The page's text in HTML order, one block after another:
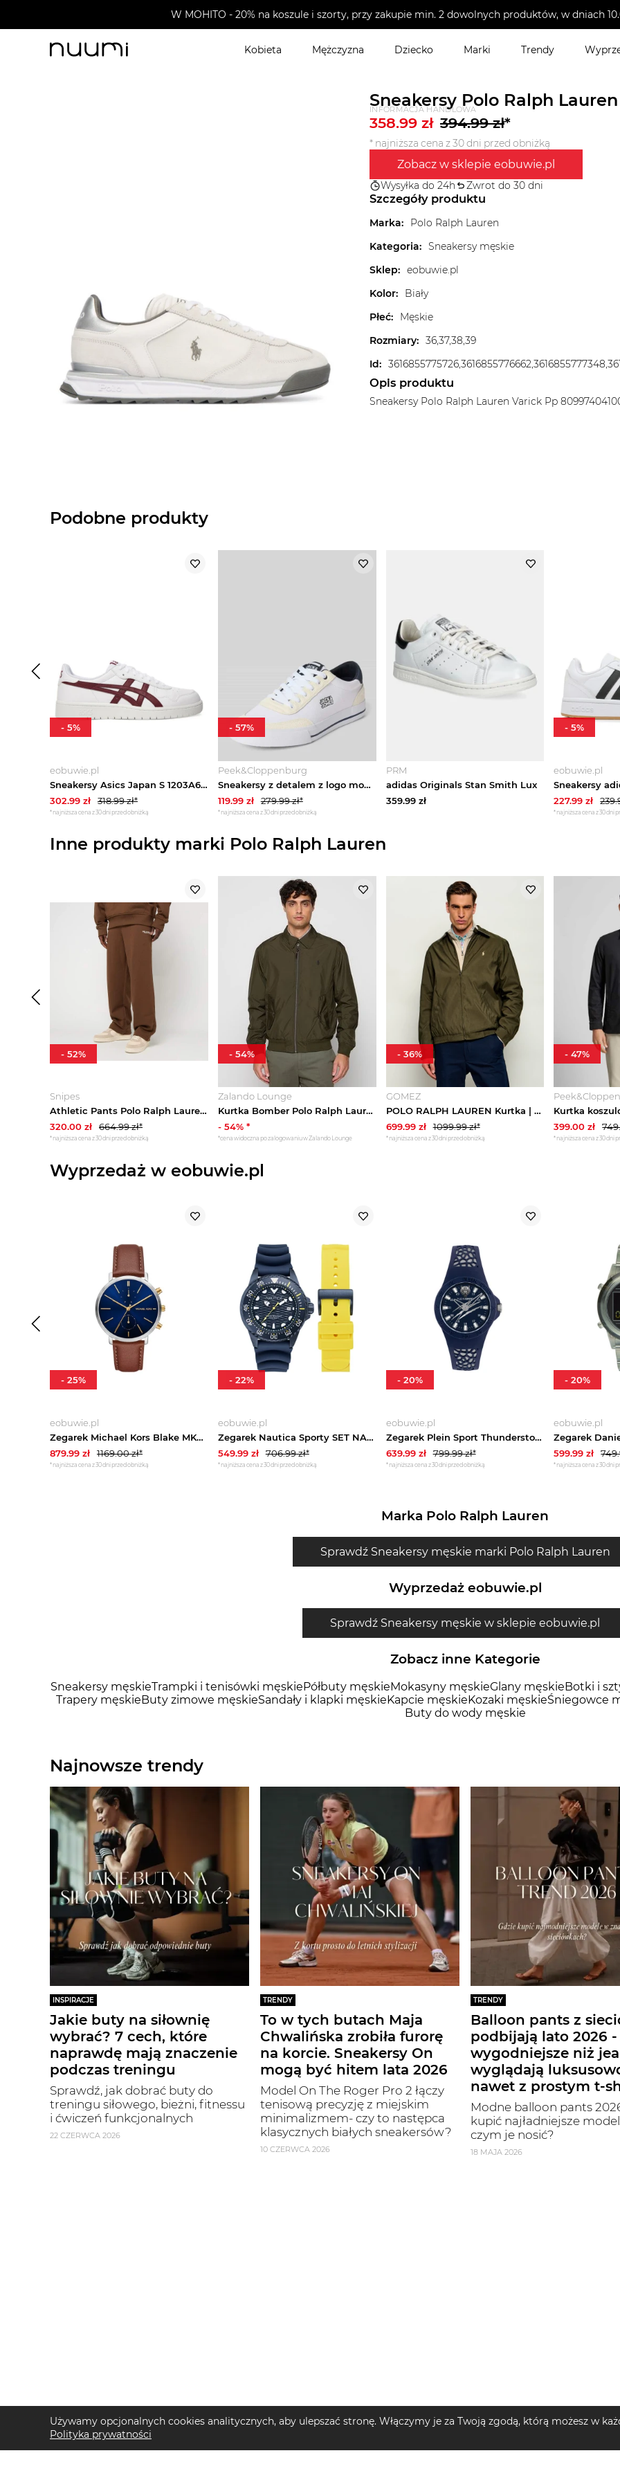
W MOHITO - 20% na koszule i szorty, przy zakupie min. 2 dowolnych produktów, w dniach
Kobieta Mężczyzna Dziecko Marki Trendy
Sneakersy Polo Ralph
INFORMACJA HANDLOWA
358.99 zł 394.99zł*
* najniższa cena z 30 dni przed obniżką
Zobacz w sklepie eobuwie.pl
Wysyłka do 24h Zwrot do 30 dni
Szczegóły produktu
Marka:
Polo Ralph Lauren
Kategoria: Sneakersy męskie
Sklep: eobuwie.pl
Kolor:
Biały
Płeć:
Męskie
Rozmiary: 36,37,38,39
Id:
Opis produktu
Sneakersy Polo Ralph Lauren Varick Pp
Podobne produkty
eobuwie.pl
Sneakersy Asics Japan S 1203A615 Biały
302.99 zł 318.99zł*
*najniższa cena z 30 dni przed obniżką
- 5%
Peek&Cloppenburg
Sneakersy z detalem z logo model ‘ROB’ Jack&Jones Biały
119.99zł 279.99zł*
*najniższa cena z 30 dni przed obniżką
- 57%
PRM
adidas Originals Stan Smith Lux
359.99zł
eobuwie.pl
227.99 zł
*najniższa cena z 30 dni
-5%
Inne produkty marki Polo Ralph Lauren
Snipes
Athletic Pants Polo Ralph Lauren brązowy
320.00 zł 664.99zł*
*najniższa cena z 30 dni przed obniżką
- 52%
Zalando Lounge
Kurtka Bomber Polo Ralph Lauren oliwkowy
- 54% *
*cena widoczna po zalogowaniu w Zalando Lounge
- 54%
GOMEZ
POLO RALPH LAUREN Kurtka | Regular Fit oliwkowy
699.99zł 1099.99zł*
*najniższa cena z 30 dni przed obniżką
- 36%
399.00 zł
*najniższa cena z 30 dni
-47%
Wyprzedaż w eobuwie.pl
eobuwie.pl
Zegarek Michael Kors Blake MK9209 Brązowy
879.99 zł 1169.00zł*
*najniższa cena z 30 dni przed obniżką
- 25%
eobuwie.pl
Zegarek Nautica Sporty SET NAPSDS506 Granatowy
549.99zł 706.99zł*
*najniższa cena z 30 dni przed obniżką
- 22%
eobuwie.pl
Zegarek Plein Sport Thunderstorm PSBBA0223 Niebieski
639.99zł 799.99zł*
*najniższa cena z 30 dni przed obniżką
- 20%
eobuwie.pl
599.99 zł
*najniższa cena z 30 dni
-20%
Marka Polo Ralph Lauren
Sprawdź Sneakersy męskie marki Polo Ralph Lauren
Wyprzedaż eobuwie.pl
Sprawdź Sneakersy męskie w sklepie eobuwie.pl
Zobacz inne Kategorie
Sneakersy męskieTrampki i tenisówki męskiePółbuty męskieMokasyny męskieGlany męskieBotki i
Trapery męskieButy zimowe męskieSandały i klapki męskieKapcie męskieKozaki męskieŚniegowce
Buty do wody męskie
Najnowsze trendy
INSPIRACJE
Jakie buty na siłownię
wybrać? 7 cech, które
naprawdę mają znaczenie
podczas treningu
Sprawdź, jak dobrać buty do
treningu siłowego, bieżni, fitnessu
i ćwiczeń funkcjonalnych
22 CZERWCA 2026
TRENDY
To w tych butach Maja
Chwalińska zrobiła furorę
na korcie. Sneakersy On
mogą być hitem lata 2026
Model On The Roger Pro 2 łączy
tenisową precyzję z miejskim
minimalizmem- czy to następca
klasycznych białych sneakersów?
10 CZERWCA 2026
TRENDY
Balloon pants z
podbijają lato 2026 -
wygodniejsze niż
wyglądają
nawet z prostym t-
Modne balloon pants
kupić najładniejsze
czym je nosić?
18 MAJA 2026
Używamy opcjonalnych cookies analitycznych, aby ulepszać stronę. Włączymy je za Twoją zgodą, którą możesz w
Polityka prywatności